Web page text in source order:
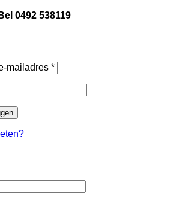
0492 538119
mailadres *Vereist